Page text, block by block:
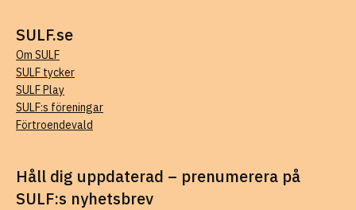
SULF.se
Om SULF
SULF tycker
SULF Play
SULF:s föreningar
Förtroendevald
Håll dig uppdaterad – prenumerera på
SULF:s nyhetsbrev